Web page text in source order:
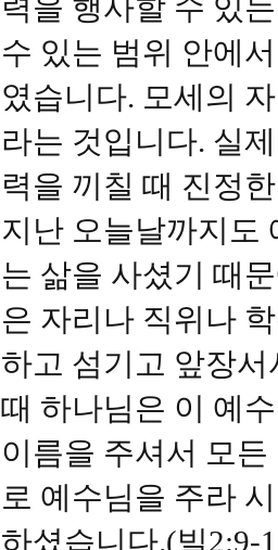
력을 행사할 수 있
수 있는 범위 안에
였습니다. 모세의
라는 것입니다. 실
력을 끼칠 때 진정
지난 오늘날까지도
는 삶을 사셨기 때
은 자리나 직위나
하고 섬기고 앞장
때 하나님은 이 예
이름을 주셔서 모
로 예수님을 주라
하셨습니다.(빌2:9-